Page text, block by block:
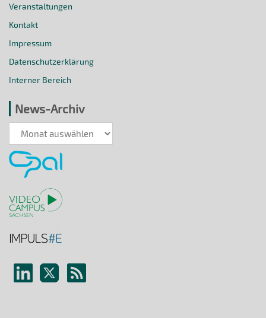
Veranstaltungen
Kontakt
Impressum
Datenschutzerklärung
Interner Bereich
News-Archiv
News-
Archiv